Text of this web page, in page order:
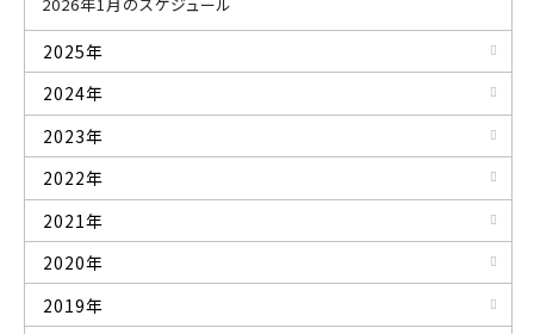
2025年
2024年
2023年
2022年
2021年
2020年
2019年